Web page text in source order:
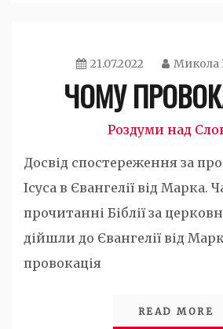
21.07.2022 Микола
ЧОМУ
Роздуми над
Досвід спостереження за
Ісуса в Євангелії від Марка.
прочитанні Біблії за
дійшли до Євангелії від
провокація
READ MORE